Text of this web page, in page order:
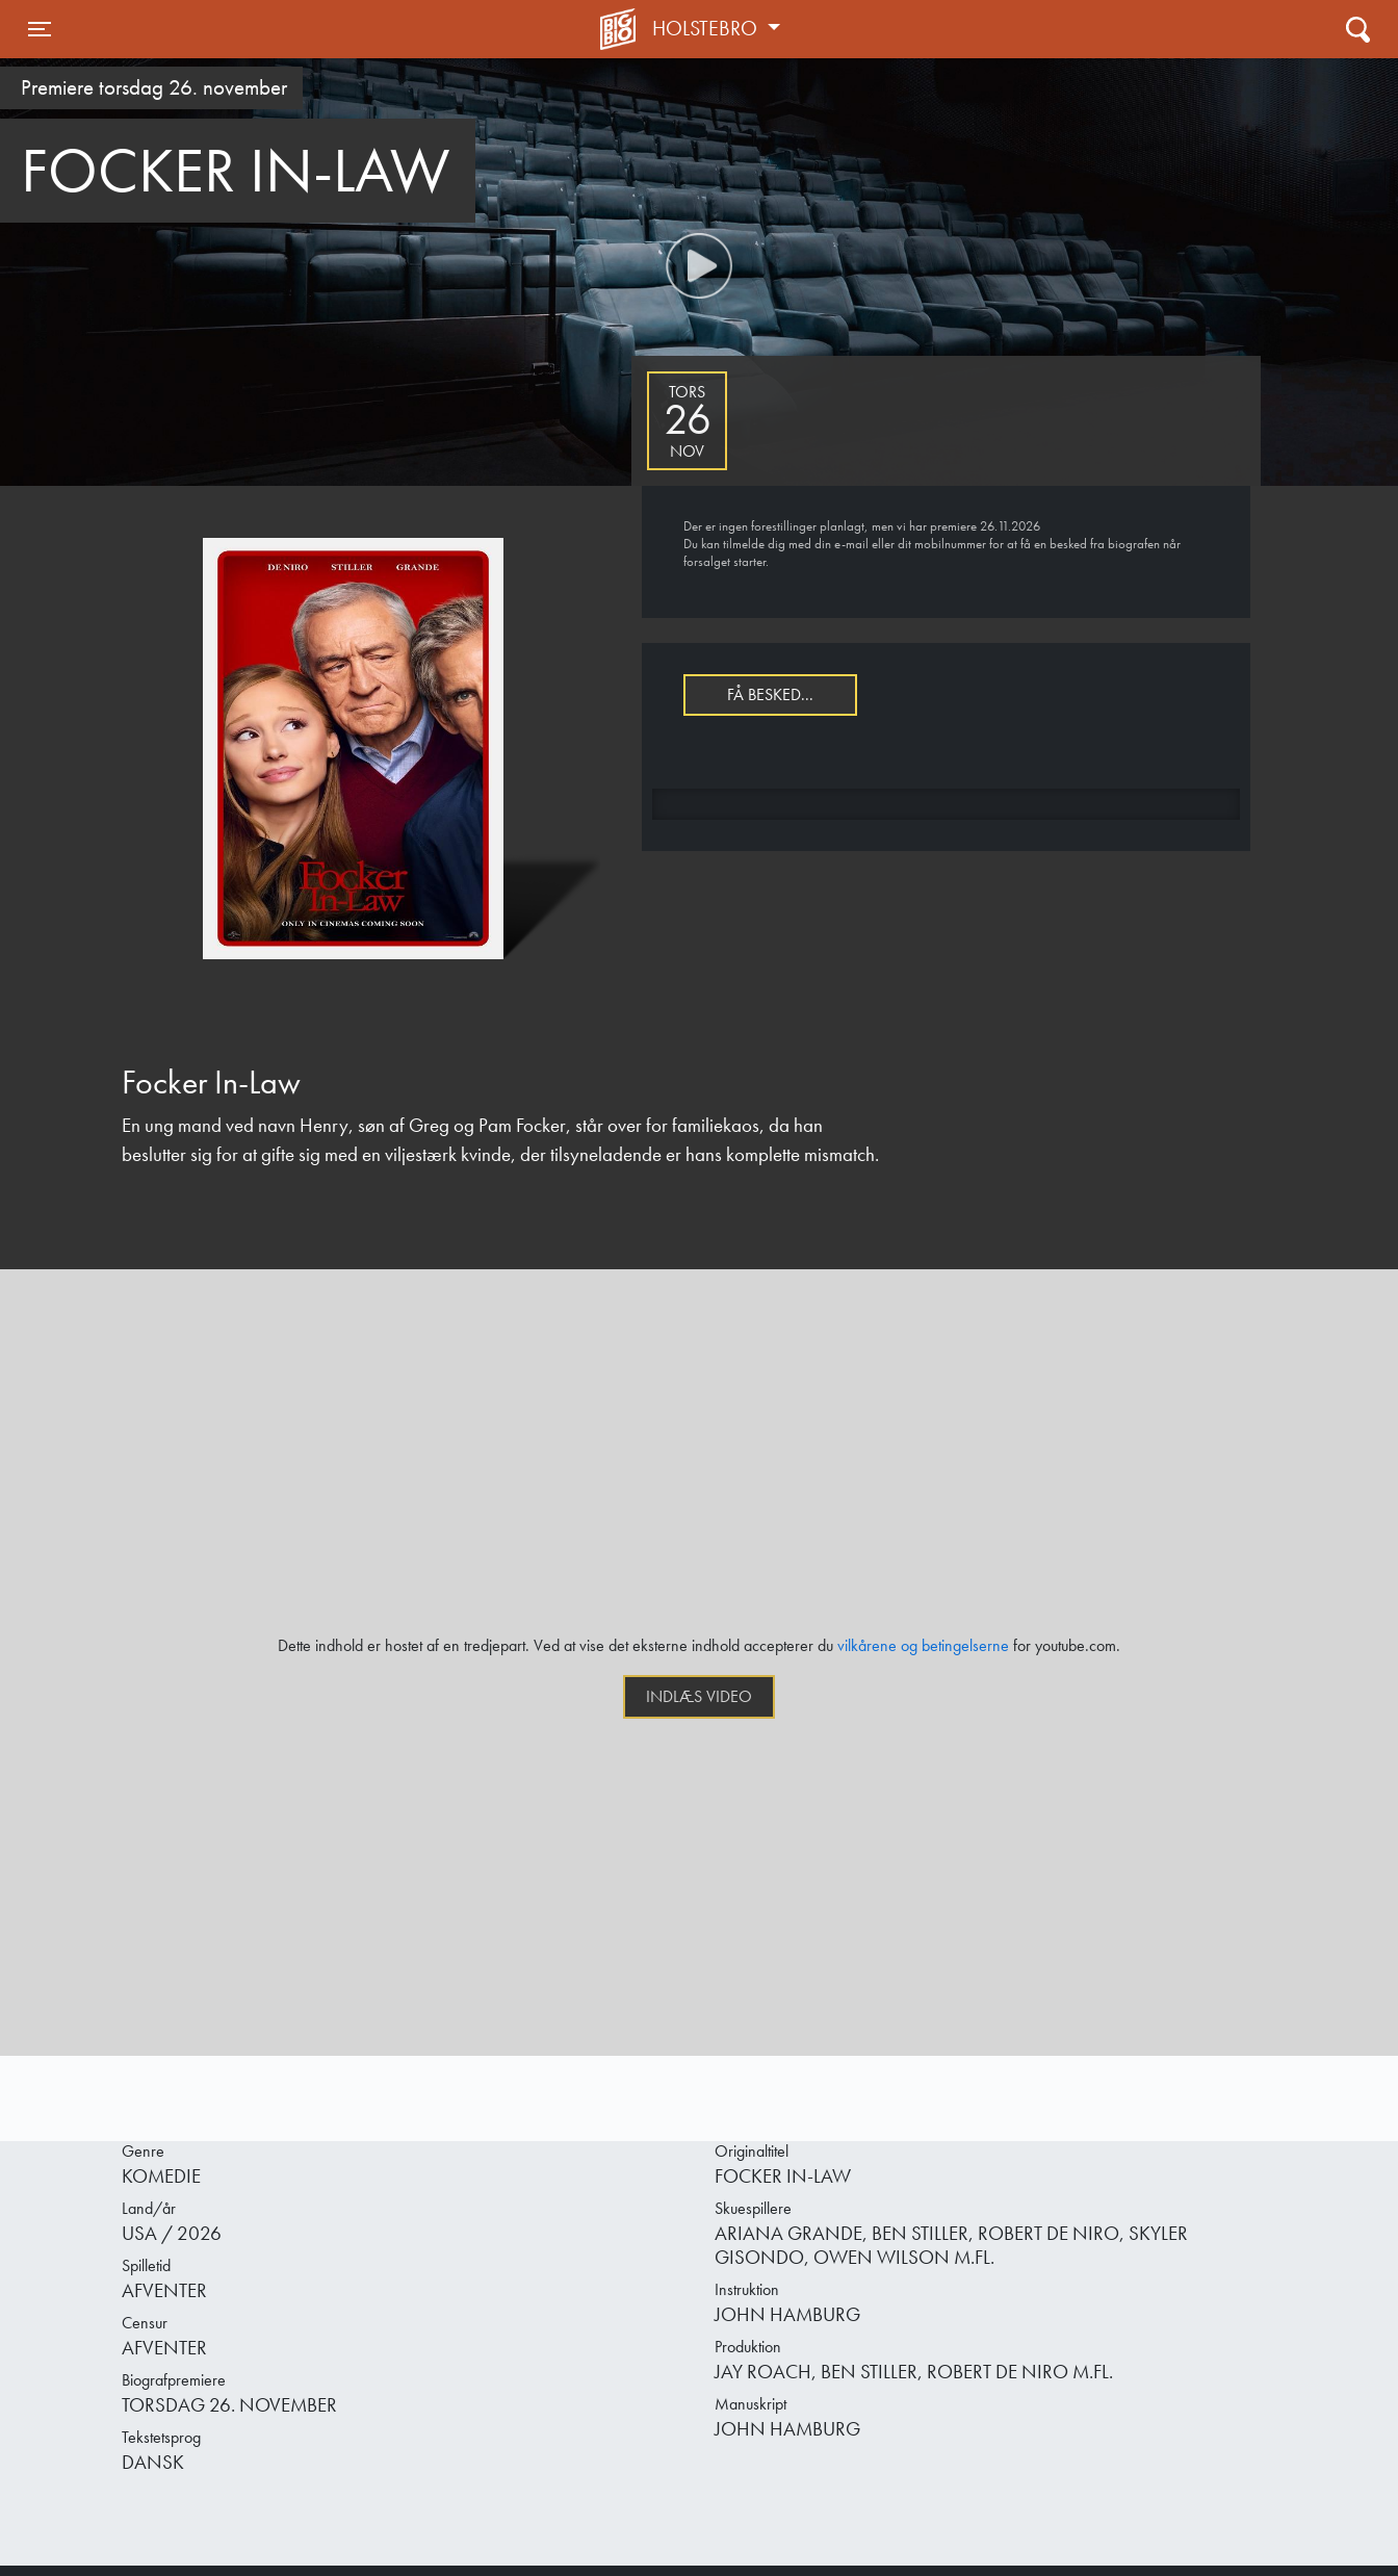
HOLSTEBRO
Premiere torsdag 26. november
FOCKER IN-LAW
TORS
26
NOV
Der er ingen forestillinger planlagt, men vi har premiere 26.11.2026
Du kan tilmelde dig med din e-mail eller dit mobilnummer for at få en besked fra biografen når
forsalget starter.
FÅ BESKED...
Focker In-Law
En ung mand ved navn Henry, søn af Greg og Pam Focker, står over for familiekaos, da han
beslutter sig for at gifte sig med en viljestærk kvinde, der tilsyneladende er hans komplette mismatch.
Dette indhold er hostet af en tredjepart. Ved at vise det eksterne indhold accepterer duvilkårene og betingelserne for youtube.com.
INDLÆS VIDEO
Genre
KOMEDIE
Land/år
USA / 2026
Spilletid
AFVENTER
Censur
AFVENTER
Biografpremiere
TORSDAG 26. NOVEMBER
Tekstetsprog
DANSK
Originaltitel
FOCKER IN-LAW
Skuespillere
ARIANA GRANDE, BEN STILLER, ROBERT DE NIRO, SKYLER
GISONDO, OWEN WILSON M.FL.
Instruktion
JOHN HAMBURG
Produktion
JAY ROACH, BEN STILLER, ROBERT DE NIRO M.FL.
Manuskript
JOHN HAMBURG